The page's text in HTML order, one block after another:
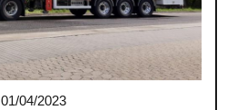
01/04/2023